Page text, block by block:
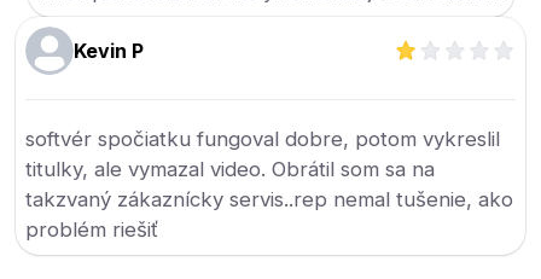
Kevin P
softvér spočiatku fungoval dobre, potom vykreslil
titulky, ale vymazal video. Obrátil som sa na
takzvaný zákaznícky servis..rep nemal tušenie, ako
problém riešiť